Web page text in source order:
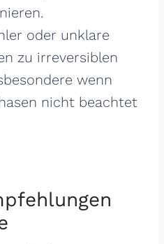
oder unklare
zu irreversiblen
wenn
nicht beachtet